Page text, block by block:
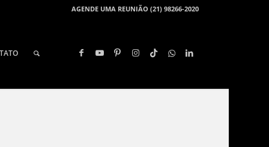
AGENDE UMA REUNIÃO (21) 98266-2020